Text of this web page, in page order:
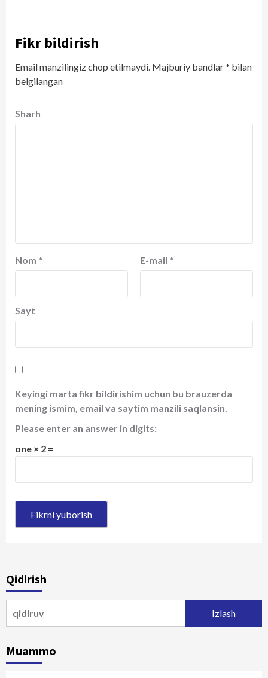
Fikr bildirish
Email manzilingiz chop etilmaydi. Majburiy bandlar* bilan
belgilangan
Sharh
Nom * E-mail *
Sayt
Keyingi marta fikr bildirishim uchun bu brauzerda
mening ismim, email va saytim manzili saqlansin.
Please enter an answer in digits:
one × 2 =
Qidirish
Muammo